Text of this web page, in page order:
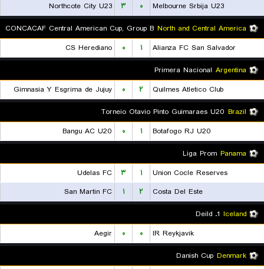
Melbourne Srbija U23
۰ ۳
Northcote City U23
North and Central America
CONCACAF Central American Cup, Group B
Alianza FC San Salvador
۱ ۰
CS Herediano
Argentina
Primera Nacional
Quilmes Atletico Club
۲ ۰
Gimnasia Y Esgrima de Jujuy
Brazil
Torneio Otavio Pinto Guimaraes U20
Botafogo RJ U20
۱ ۰
Bangu AC U20
Panama
Liga Prom
Union Cocle Reserves
۱ ۳
Udelas FC
Costa Del Este
۲ ۱
San Martin FC
Iceland
1. Deild
IR Reykjavik
۰ ۰
Aegir
Denmark
Danish Cup